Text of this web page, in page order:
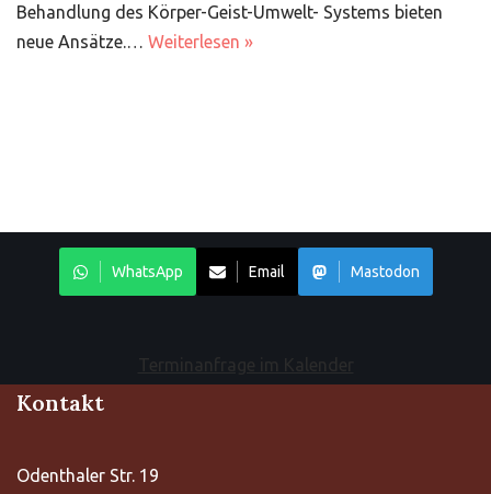
Behandlung des Körper-Geist-Umwelt- Systems bieten
neue Ansätze.… Weiterlesen »
WhatsApp Email Mastodon
Terminanfrage im Kalender
Kontakt
Odenthaler Str. 19